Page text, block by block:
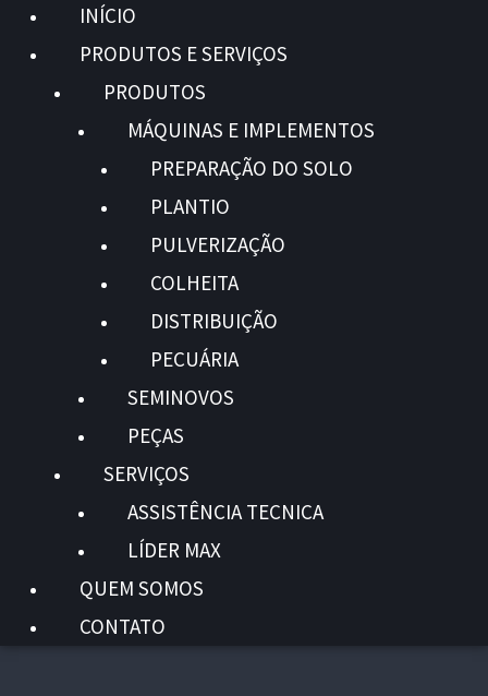
INÍCIO
PRODUTOS E SERVIÇOS
PRODUTOS
MÁQUINAS E IMPLEMENTOS
PREPARAÇÃO DO SOLO
PLANTIO
PULVERIZAÇÃO
COLHEITA
DISTRIBUIÇÃO
PECUÁRIA
SEMINOVOS
PEÇAS
SERVIÇOS
ASSISTÊNCIA TECNICA
LÍDER MAX
QUEM SOMOS
CONTATO